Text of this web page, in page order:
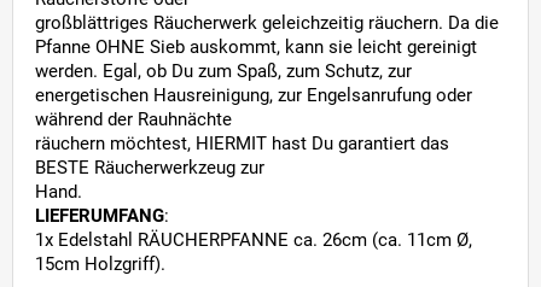
großblättriges Räucherwerk geleichzeitig räuchern. Da die
Pfanne OHNE Sieb auskommt, kann sie leicht gereinigt
werden. Egal, ob Du zum Spaß, zum Schutz, zur
energetischen Hausreinigung, zur Engelsanrufung oder
während der Rauhnächte
räuchern möchtest, HIERMIT hast Du garantiert das
BESTE Räucherwerkzeug zur
Hand.
LIEFERUMFANG:
1x Edelstahl RÄUCHERPFANNE ca. 26cm (ca. 11cm Ø,
15cm Holzgriff).